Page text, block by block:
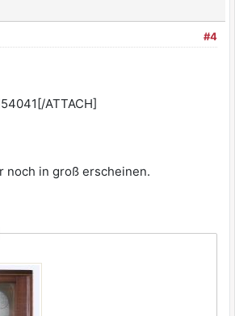
#4
ATTACH]
noch in groß erscheinen.